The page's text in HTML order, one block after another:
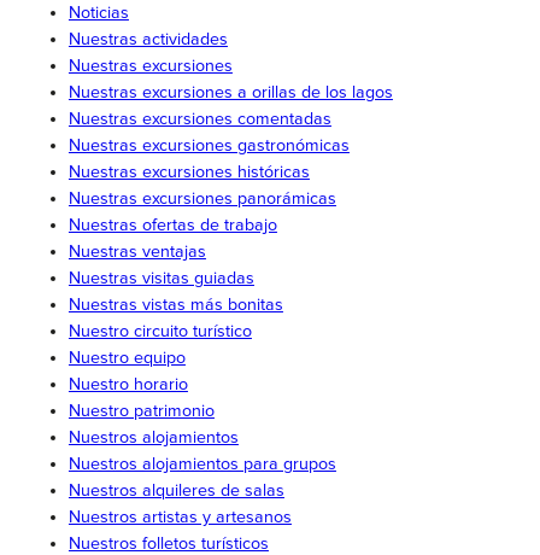
Noticias
Nuestras actividades
Nuestras excursiones
Nuestras excursiones a orillas de los lagos
Nuestras excursiones comentadas
Nuestras excursiones gastronómicas
Nuestras excursiones históricas
Nuestras excursiones panorámicas
Nuestras ofertas de trabajo
Nuestras ventajas
Nuestras visitas guiadas
Nuestras vistas más bonitas
Nuestro circuito turístico
Nuestro equipo
Nuestro horario
Nuestro patrimonio
Nuestros alojamientos
Nuestros alojamientos para grupos
Nuestros alquileres de salas
Nuestros artistas y artesanos
Nuestros folletos turísticos